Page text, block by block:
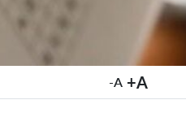
-A +A